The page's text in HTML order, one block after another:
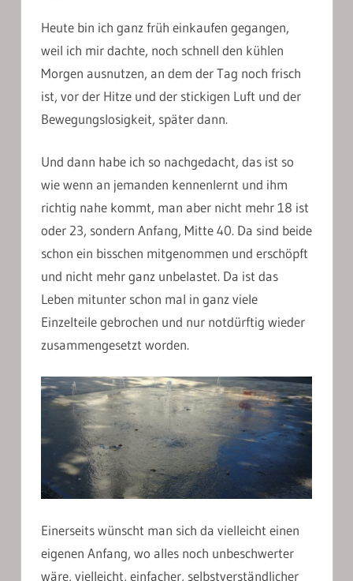
Heute bin ich ganz früh einkaufen gegangen,
weil ich mir dachte, noch schnell den kühlen
Morgen ausnutzen, an dem der Tag noch frisch
ist, vor der Hitze und der stickigen Luft und der
Bewegungslosigkeit, später dann.
Und dann habe ich so nachgedacht, das ist so
wie wenn an jemanden kennenlernt und ihm
richtig nahe kommt, man aber nicht mehr 18 ist
oder 23, sondern Anfang, Mitte 40. Da sind beide
schon ein bisschen mitgenommen und erschöpft
und nicht mehr ganz unbelastet. Da ist das
Leben mitunter schon mal in ganz viele
Einzelteile gebrochen und nur notdürftig wieder
zusammengesetzt worden.
Einerseits wünscht man sich da vielleicht einen
eigenen Anfang, wo alles noch unbeschwerter
wäre, vielleicht, einfacher, selbstverständlicher